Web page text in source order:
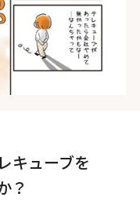
キューブを
？